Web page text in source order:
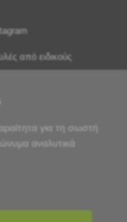
από ειδικούς
έως Παρασκευή
για τη σωστή
αναλυτικά